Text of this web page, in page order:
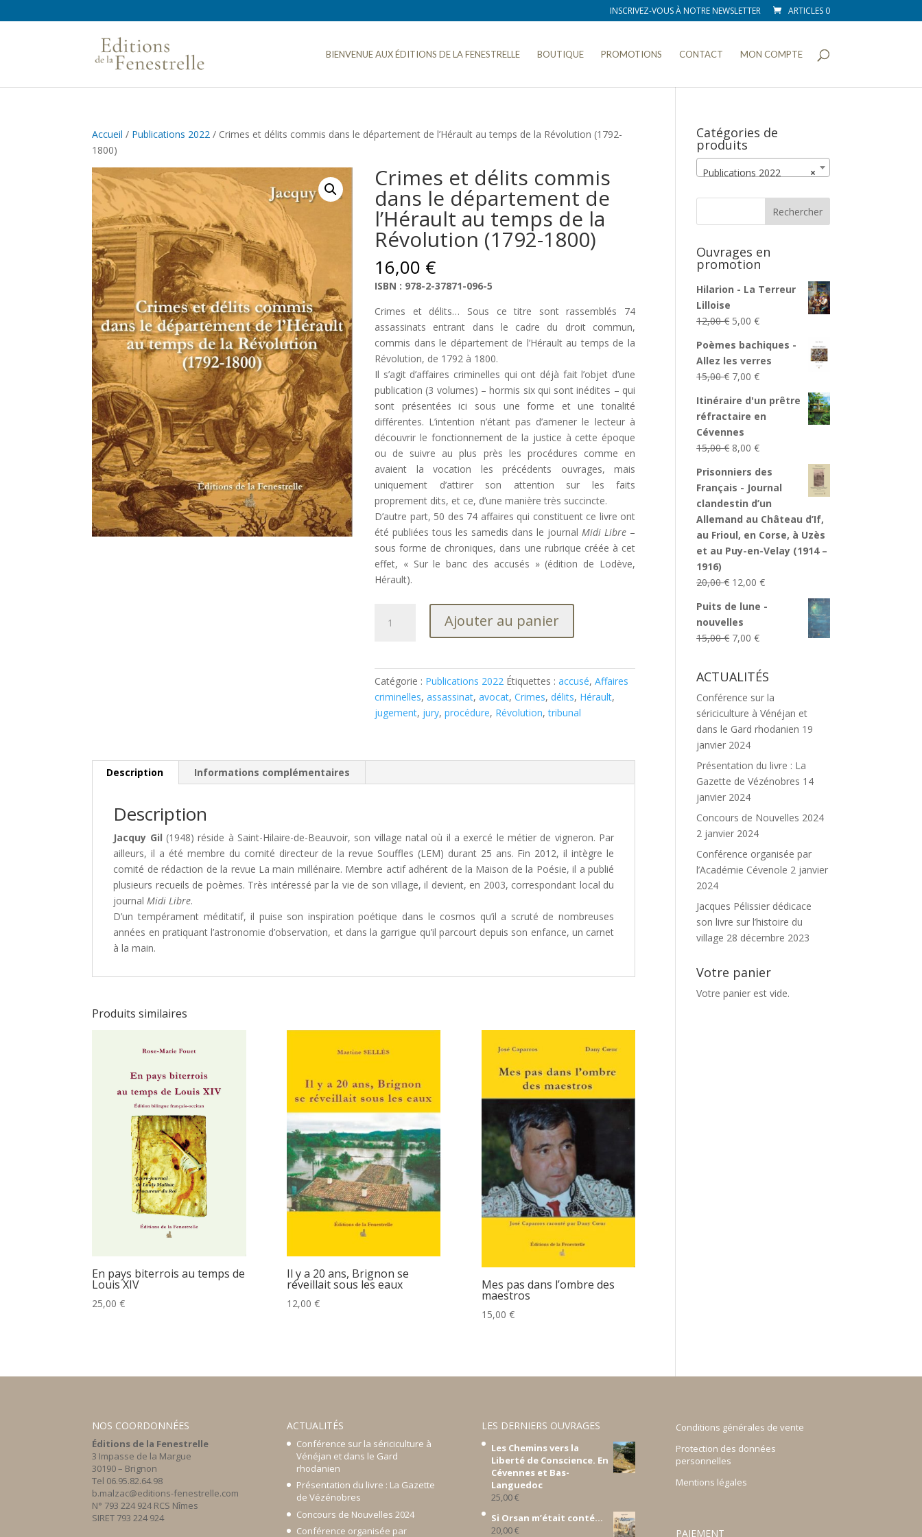
INSCRIVEZ-VOUS À NOTRE NEWSLETTER ARTICLES 0
BIENVENUE AUX ÉDITIONS DE LA FENESTRELLE BOUTIQUE PROMOTIONS CONTACT MON COMPTE
Accueil / Publications 2022 / Crimes et délits commis dans le département de l’Hérault au temps de la Révolution (1792-
1800)
Crimes et délits commis
dans le département de
l’Hérault au temps de la
Révolution (1792-1800)
16,00 €
ISBN : 978-2-37871-096-5
Crimes et délits… Sous ce titre sont rassemblés 74
assassinats entrant dans le cadre du droit commun,
commis dans le département de l’Hérault au temps de la
Révolution, de 1792 à 1800.
Il s’agit d’affaires criminelles qui ont déjà fait l’objet d’une
publication (3 volumes) – hormis six qui sont inédites – qui
sont présentées ici sous une forme et une tonalité
différentes. L’intention n’étant pas d’amener le lecteur à
découvrir le fonctionnement de la justice à cette époque
ou de suivre au plus près les procédures comme en
avaient la vocation les précédents ouvrages, mais
uniquement d’attirer son attention sur les faits
proprement dits, et ce, d’une manière très succincte.
D’autre part, 50 des 74 affaires qui constituent ce livre ont
été publiées tous les samedis dans le journalMidi Libre –
sous forme de chroniques, dans une rubrique créée à cet
effet, « Sur le banc des accusés » (édition de Lodève,
Hérault).
délits
commis
le
au
la
Révolution
(1792-
1800)
Ajouter au panier
Catégorie : Publications 2022 Étiquettes :accusé,Affaires
criminelles,assassinat,avocat,Crimes,délits, Hérault,
jugement, jury,procédure, Révolution,tribunal
Description Informations complémentaires
Description
Jacquy Gil (1948) réside à Saint-Hilaire-de-Beauvoir, son village natal où il a exercé le métier de vigneron. Par
ailleurs, il a été membre du comité directeur de la revue Souffles (LEM) durant 25 ans. Fin 2012, il intègre le
comité de rédaction de la revue La main millénaire. Membre actif adhérent de la Maison de la Poésie, il a publié
plusieurs recueils de poèmes. Très intéressé par la vie de son village, il devient, en 2003, correspondant local du
journalMidi Libre.
D’un tempérament méditatif, il puise son inspiration poétique dans le cosmos qu’il a scruté de nombreuses
années en pratiquant l’astronomie d’observation, et dans la garrigue qu’il parcourt depuis son enfance, un carnet
à la main.
Produits similaires
En pays biterrois au temps de
Louis XIV
25,00€
Il y a 20 ans, Brignon se
réveillait sous les eaux
12,00 €
Mes pas dans l’ombre des
maestros
15,00 €
Catégories de
produits
×
Publications 2022
Ouvrages en
promotion
Hilarion - La Terreur
Lilloise
12,00€ Le
initial
était :
12,00 €.
5,00€Le
actuel
est :
5,00 €.
Poèmes bachiques -
Allez les verres
15,00€ Le
initial
était :
15,00 €.
7,00€Le
actuel
est :
Itinéraire d'un prêtre
réfractaire en
Cévennes
15,00€ Le
initial
était :
15,00 €.
8,00€Le
actuel
est :
8,00 €.
Prisonniers des
Français - Journal
clandestin d’un
Allemand au Château d’If,
au Frioul, en Corse, à Uzès
et au Puy-en-Velay (1914 –
1916)
20,00€ Le
initial
était :
20,00 €.
12,00€Le
Puits de lune -
nouvelles
15,00€ Le
était :
15,00 €.
7,00€Le
actuel
est :
7,00 €.
ACTUALITÉS
Conférence sur la
sériciculture à Vénéjan et
dans le Gard rhodanien 19
janvier 2024
Présentation du livre : La
Gazette de Vézénobres 14
janvier 2024
Concours de Nouvelles 2024
2 janvier 2024
Conférence organisée par
l’Académie Cévenole 2 janvier
2024
Jacques Pélissier dédicace
son livre sur l’histoire du
village 28 décembre 2023
Votre panier
Votre panier est vide.
NOS COORDONNÉES
Éditions de la Fenestrelle
3 Impasse de la Margue
30190 – Brignon
Tel 06.95.82.64.98
b.malzac@editions-fenestrelle.com
N° 793 224 924 RCS Nîmes
SIRET 793 224 924
ACTUALITÉS
Conférence sur la sériciculture à
Vénéjan et dans le Gard
rhodanien
Présentation du livre : La Gazette
de Vézénobres
Concours de Nouvelles 2024
Conférence organisée par
LES DERNIERS OUVRAGES
Les Chemins vers la
Liberté de Conscience. En
Cévennes et Bas-
Languedoc
25,00€
Si Orsan m’était conté...
20,00€
Conditions générales de vente
Protection des données
personnelles
Mentions légales
PAIEMENT